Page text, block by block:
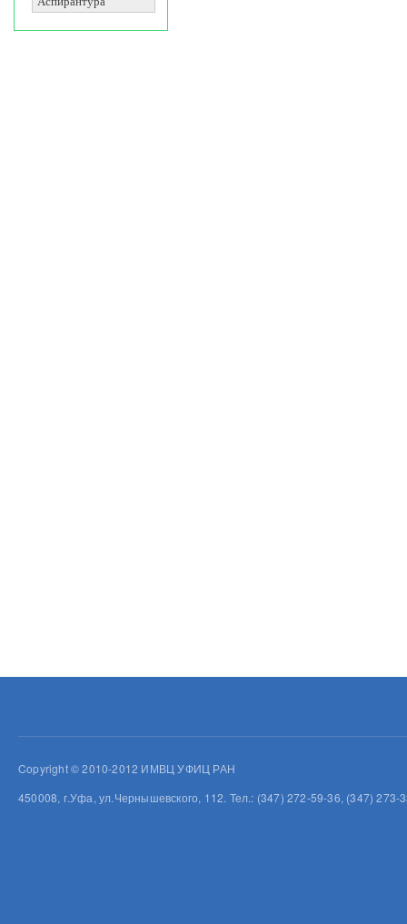
Copyright © 2010-2012 ИМВЦ УФИЦ РАН
450008, г.Уфа, ул.Чернышевского, 112. Тел.: (347) 272-59-36, (347)